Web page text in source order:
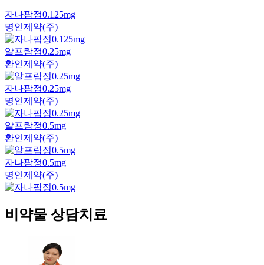
자나팜정0.125mg
명인제약(주)
알프람정0.25mg
환인제약(주)
자나팜정0.25mg
명인제약(주)
알프람정0.5mg
환인제약(주)
자나팜정0.5mg
명인제약(주)
비약물 상담치료